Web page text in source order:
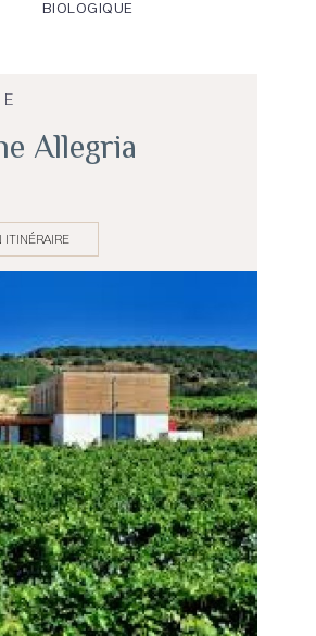
BIOLOGIQUE
Allegria
ITINÉRAIRE